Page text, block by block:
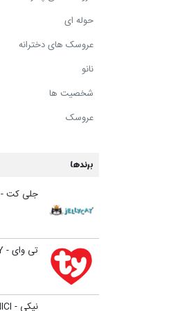
حوله ای
عروسک های دخترانه
نانو
شخصیت ها
عروسک
برندها
جلی کت - Jellycat
تی وای - TY
نیکی - NICI